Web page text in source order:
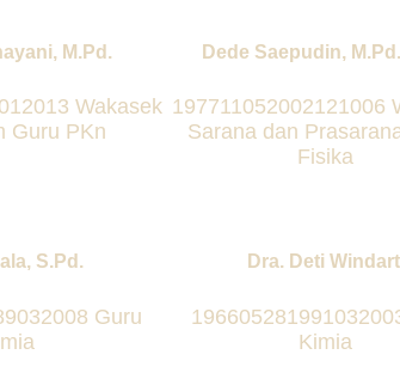
M.Pd.
Wakasek
Guru PKn
Dede Saepudin,
197711052002121006
Sarana dan
Fisika
S.Pd.
Guru
Dra. Deti
Kimia